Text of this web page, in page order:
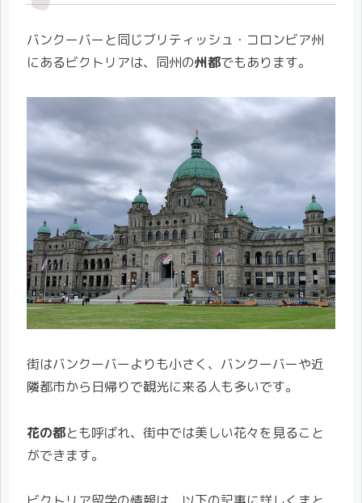
バンクーバーと同じブリティッシュ・コロンビア州
にあるビクトリアは、同州の州都でもあります。
街はバンクーバーよりも小さく、バンクーバーや近
隣都市から日帰りで観光に来る人も多いです。
花の都とも呼ばれ、街中では美しい花々を見ること
ができます。